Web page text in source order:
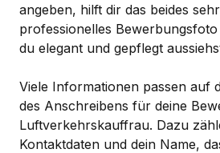
angeben, hilft dir das beides
professionelles
du elegant und gepflegt
Viele Informationen passen auf
des Anschreibens für deine
Luftverkehrskauffrau. Dazu
Kontaktdaten und dein Name,